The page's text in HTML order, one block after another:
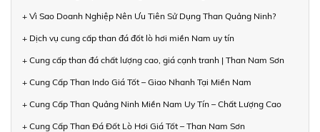
+ Vì Sao Doanh Nghiệp Nên Ưu Tiên Sử Dụng Than Quảng Ninh?
+ Dịch vụ cung cấp than đá đốt lò hơi miền Nam uy tín
+ Cung cấp than đá chất lượng cao, giá cạnh tranh | Than Nam Sơn
+ Cung Cấp Than Indo Giá Tốt – Giao Nhanh Tại Miền Nam
+ Cung Cấp Than Quảng Ninh Miền Nam Uy Tín – Chất Lượng Cao
+ Cung Cấp Than Đá Đốt Lò Hơi Giá Tốt – Than Nam Sơn